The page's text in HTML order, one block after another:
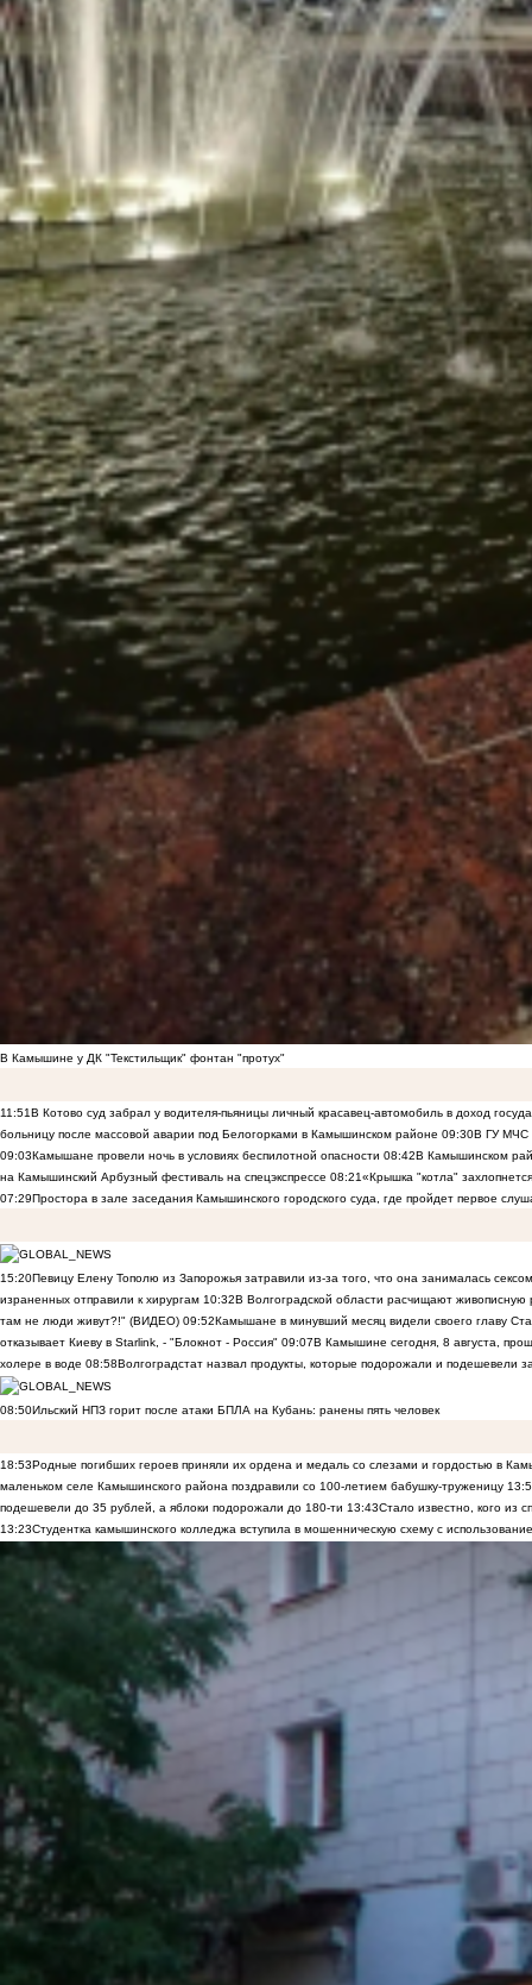
В Камышине у ДК "Текстильщик" фонтан "протух"
11:51В Котово суд забрал у водителя-пьяницы личный красавец-автомобиль в доход
больницу после массовой аварии под Белогорками в Камышинском районе 09:30В ГУ МЧС
09:03Камышане провели ночь в условиях беспилотной опасности 08:42В Камышинском
на Камышинский Арбузный фестиваль на спецэкспрессе 08:21«Крышка "котла"
07:29Простора в зале заседания Камышинского городского суда, где пройдет первое
15:20Певицу Елену Тополю из Запорожья затравили из-за того, что она занималась
израненных отправили к хирургам 10:32В Волгоградской области расчищают
там не люди живут?!" (ВИДЕО) 09:52Камышане в минувший месяц видели своего главу
отказывает Киеву в Starlink, - "Блокнот - Россия" 09:07В Камышине сегодня, 8 августа,
холере в воде 08:58Волгоградстат назвал продукты, которые подорожали и подешевели
08:50Ильский НПЗ горит после атаки БПЛА на Кубань: ранены пять человек
18:53Родные погибших героев приняли их ордена и медаль со слезами и гордостью в
маленьком селе Камышинского района поздравили со 100-летием бабушку-труженицу
подешевели до 35 рублей, а яблоки подорожали до 180-ти 13:43Стало известно, кого из
13:23Студентка камышинского колледжа вступила в мошенническую схему с